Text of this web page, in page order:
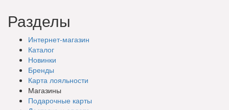
Разделы
Интернет-магазин
Каталог
Новинки
Бренды
Карта лояльности
Магазины
Подарочные карты